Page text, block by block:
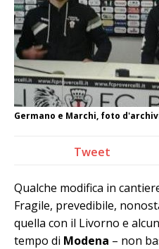
Germano e Marchi, foto
Tweet
Qualche modifica in
Fragile, prevedibile,
quella con il Livorno e
tempo di Modena – non